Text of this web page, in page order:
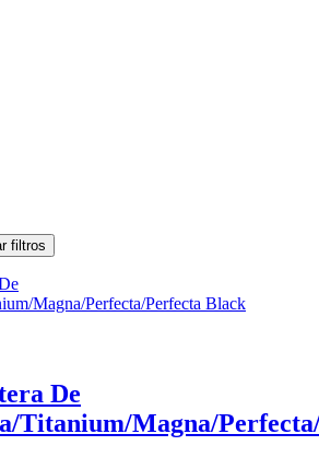
filtros
De
Titanium/Magna/